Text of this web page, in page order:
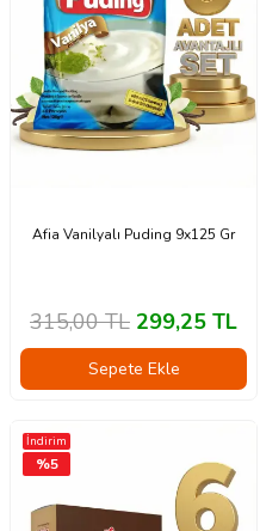
Afia Vanilyalı Puding 9x125 Gr
315,00TL 299,25 TL
Sepete Ekle
İndirim
%5